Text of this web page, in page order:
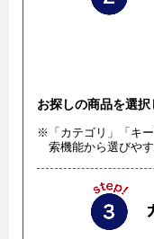
お探しの商品を選択
※「カテゴリ」「キ
索機能から選びや